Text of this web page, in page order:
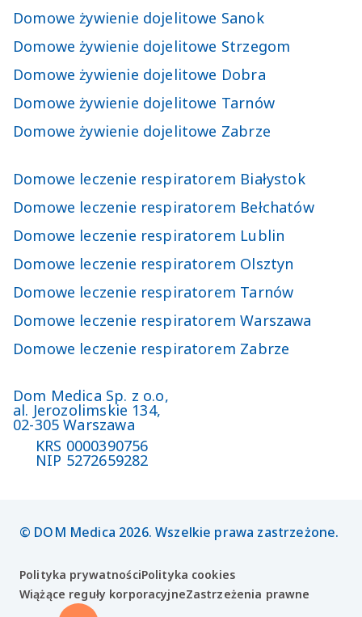
Domowe żywienie dojelitowe Sanok
Domowe żywienie dojelitowe Strzegom
Domowe żywienie dojelitowe Dobra
Domowe żywienie dojelitowe Tarnów
Domowe żywienie dojelitowe Zabrze
Domowe leczenie respiratorem Białystok
Domowe leczenie respiratorem Bełchatów
Domowe leczenie respiratorem Lublin
Domowe leczenie respiratorem Olsztyn
Domowe leczenie respiratorem Tarnów
Domowe leczenie respiratorem Warszawa
Domowe leczenie respiratorem Zabrze
Dom Medica Sp. z o.o,
al. Jerozolimskie 134,
02-305 Warszawa
KRS 0000390756
NIP 5272659282
© DOM Medica 2026. Wszelkie prawa zastrzeżone.
Polityka prywatnościPolityka cookies
Wiążące reguły korporacyjneZastrzeżenia prawne